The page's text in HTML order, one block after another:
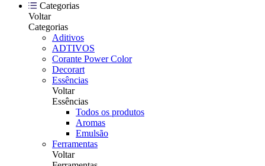
Categorias
Voltar
Categorias
Aditivos
ADTIVOS
Corante Power Color
Decorart
Essências
Voltar
Essências
Todos os produtos
Aromas
Emulsão
Ferramentas
Voltar